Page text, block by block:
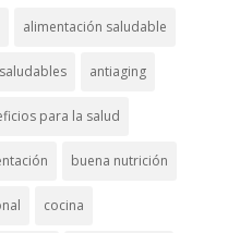
alimentación saludable
antiaging
para la salud
buena nutrición
cocina